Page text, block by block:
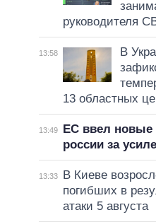
руководителя
13:58
В
13 областных
13:49
ЕС ввел новые
россии за
13:33
В Киеве
погибших в
атаки 5 августа